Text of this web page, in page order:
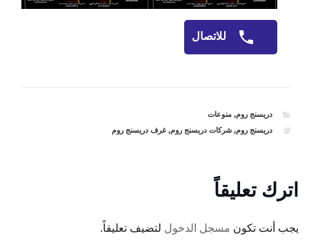
للاتصال
CATEGORIES
دريسنج روم,منوعات
TAGS
دريسنج روم,شركات دريسنج روم,غرف دريسنج روم
اترك تعليقاً
يجب أنت تكون مسجل الدخول لتضيف تعليقاً.